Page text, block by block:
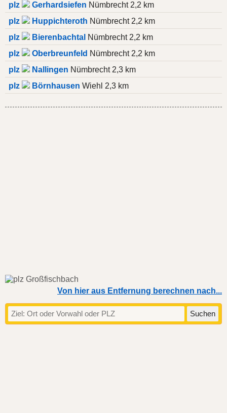
plz
Gerhardsiefen Nümbrecht 2,2 km
plz
Huppichteroth Nümbrecht 2,2 km
plz
Bierenbachtal Nümbrecht 2,2 km
plz
Oberbreunfeld Nümbrecht 2,2 km
plz
Nallingen Nümbrecht 2,3 km
plz
Börnhausen Wiehl 2,3 km
Von hier aus Entfernung berechnen nach...